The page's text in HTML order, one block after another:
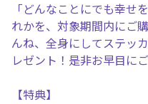
「どんなことにでも幸せ
れかを、対象期間内にご
んね、全身にしてステッ
レゼント！是非お早目に
【特典】